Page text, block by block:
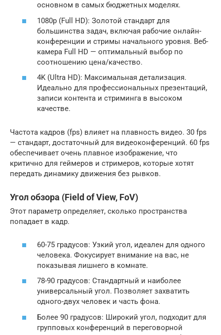
основном в самых бюджетных моделях.
1080p (Full HD): Золотой стандарт для
большинства задач, включая рабочие онлайн-
конференции и стримы начального уровня. Веб-
камера Full HD — оптимальный выбор по
соотношению цена/качество.
4K (Ultra HD): Максимальная детализация.
Идеально для профессиональных презентаций,
записи контента и стриминга в высоком
качестве.
Частота кадров (fps) влияет на плавность видео. 30 fps
— стандарт, достаточный для видеоконференций. 60 fps
обеспечивает очень плавное изображение, что
критично для геймеров и стримеров, которые хотят
передать динамику движения без рывков.
Угол обзора (Field of View, FoV)
Этот параметр определяет, сколько пространства
попадает в кадр.
60-75 градусов: Узкий угол, идеален для одного
человека. Фокусирует внимание на вас, не
показывая лишнего в комнате.
78-90 градусов: Стандартный и наиболее
универсальный угол. Позволяет захватить
одного-двух человек и часть фона.
Более 90 градусов: Широкий угол, подходит для
групповых конференций в переговорной